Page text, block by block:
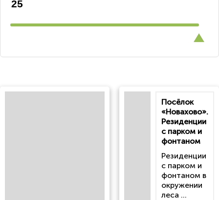
Посёлок
«Новахово».
Резиденции
с парком и
фонтаном
Резиденции
с парком и
фонтаном в
окружении
леса ...